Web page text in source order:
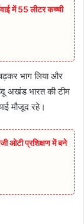
में 55 लीटर कच्ची
भाग लिया और
अखंड भारत की टीम
मौजूद रहे।
ओटी प्रशिक्षण में बने